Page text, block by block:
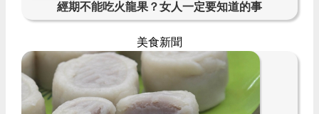
經期不能吃火龍果？女人一定要知道的事
美食新聞